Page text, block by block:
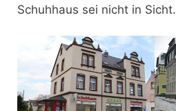
Schuhhaus sei nicht in Sicht.